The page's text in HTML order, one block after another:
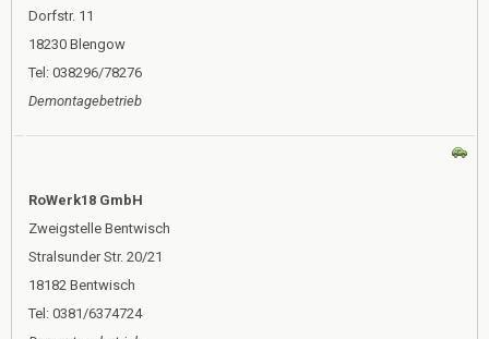
Dorfstr. 11
18230 Blengow
Tel: 038296/78276
Demontagebetrieb
RoWerk18 GmbH
Zweigstelle Bentwisch
Stralsunder Str. 20/21
18182 Bentwisch
Tel: 0381/6374724